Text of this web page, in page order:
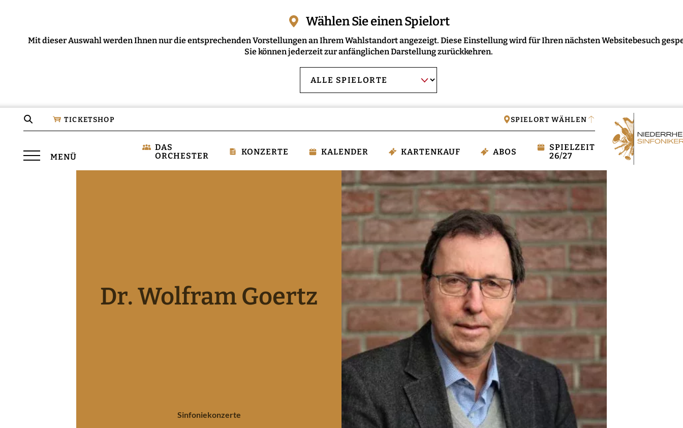
Seite
durchsuchen
TICKETSHOP SPIELORT WÄHLEN
Wählen Sie einen Spielort
Mit dieser Auswahl werden Ihnen nur die entsprechenden Vorstellungen an Ihrem Wahlstandort angezeigt. Diese Einstellung wird für Ihren nächsten Websitebesuch
Sie können jederzeit zur anfänglichen Darstellung zurückkehren.
MENÜ
Menü
DAS
ORCHESTER
KONZERTE KALENDER KARTENKAUF ABOS
SPIELZEIT
26/27
Dr. Wolfram Goertz
Sinfoniekonzerte